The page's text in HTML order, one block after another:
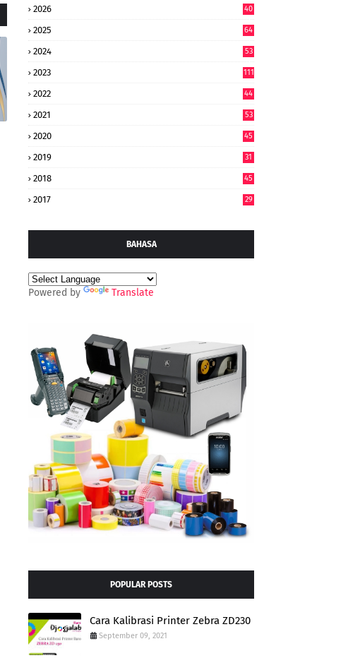
2026
40
2025
64
2024
53
2023 111
2022
44
2021 53
2020 45
2019 31
2018 45
2017 29
BAHASA
Powered by Translate
POPULAR POSTS
Cara Kalibrasi Printer Zebra ZD230
September 09, 2021